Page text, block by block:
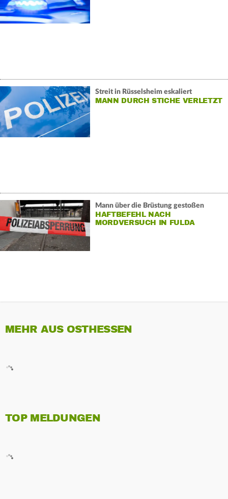
Streit in Rüsselsheim eskaliert
MANN DURCH STICHE VERLETZT
Mann über die Brüstung gestoßen
HAFTBEFEHL NACH
MORDVERSUCH IN FULDA
MEHR AUS OSTHESSEN
TOP MELDUNGEN